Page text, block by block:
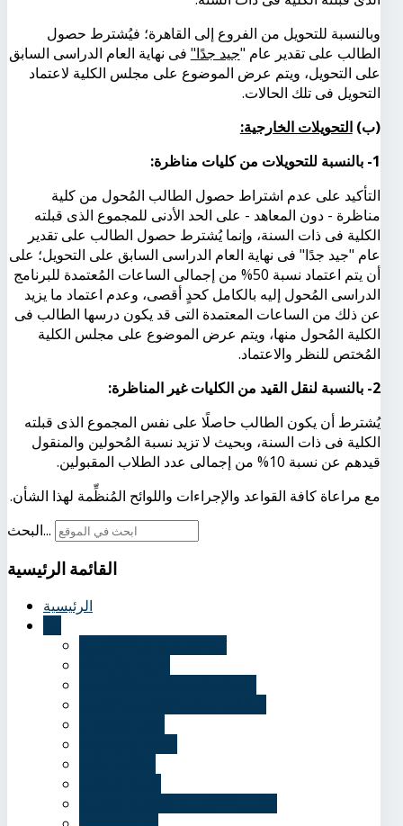
وبالنسبة للتحويل من الفروع إلى القاهرة؛ فيُشترط حصول
الطالب على تقدير عام "جيد جدًا" فى نهاية العام الدراسى السابق
على التحويل، ويتم عرض الموضوع على مجلس الكلية لاعتماد
التحويل فى تلك الحالات.
(ب)التحويلات الخارجية:
1- بالنسبة للتحويلات من كليات مناظرة:
التأكيد على عدم اشتراط حصول الطالب المُحول من كلية
مناظرة - دون المعاهد - على الحد الأدنى للمجموع الذى قبلته
الكلية فى ذات السنة، وإنما يُشترط حصول الطالب على تقدير
عام "جيد جدًا" فى نهاية العام الدراسى السابق على التحويل؛ على
أن يتم اعتماد نسبة 50% من إجمالى الساعات المُعتمدة للبرنامج
الدراسى المُحول إليه بالكامل كحدٍ أقصى، وعدم اعتماد ما يزيد
عن ذلك من الساعات المعتمدة التى قد يكون درسها الطالب فى
الكلية المُحول منها، ويتم عرض الموضوع على مجلس الكلية
المُختص للنظر والاعتماد.
2- بالنسبة لنقل القيد من الكليات غير المناظرة:
يُشترط أن يكون الطالب حاصلًا على نفس المجموع الذى قبلته
الكلية فى ذات السنة، وبحيث لا تزيد نسبة المُحولين والمنقول
قيدهم عن نسبة 10% من إجمالى عدد الطلاب المقبولين.
مع مراعاة كافة القواعد والإجراءات واللوائح المُنظِّمة لهذا الشأن.
البحث...
القائمة الرئيسية
الرئيسية